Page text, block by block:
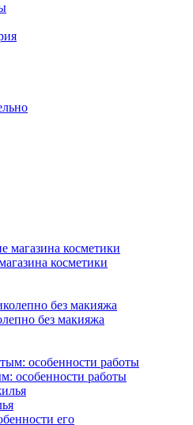
косметики
без макияжа
особенности работы